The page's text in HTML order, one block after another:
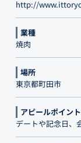
http://
業種
焼肉
場所
東京都町田市
アピールポイント
デートや記念日、